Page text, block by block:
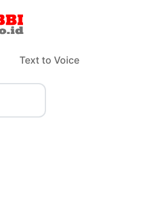
Text to Voice